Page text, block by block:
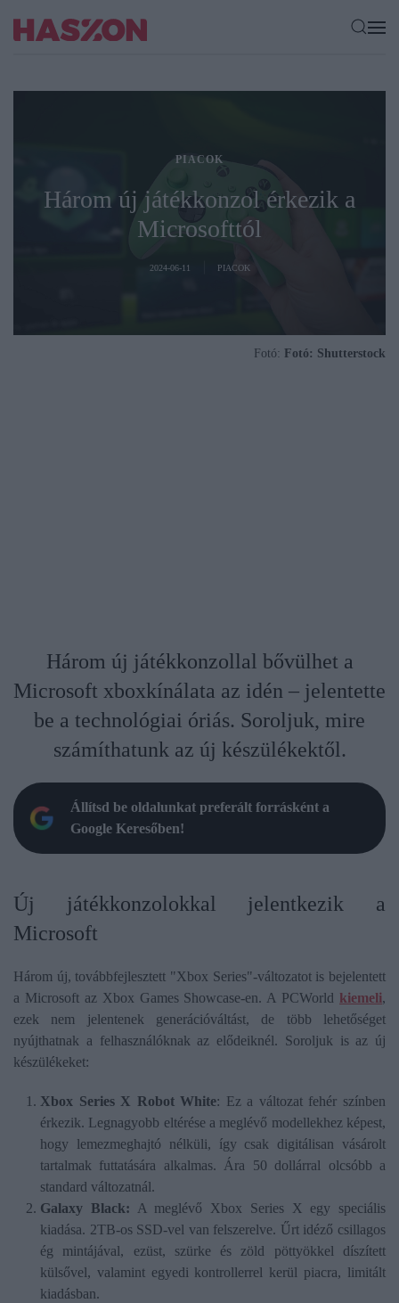
PIACOK
Három új játékkonzol érkezik a
Microsofttól
2024-06-11 PIACOK
Fotó: Fotó: Shutterstock
Három új játékkonzollal bővülhet a
Microsoft xboxkínálata az idén – jelentette
be a technológiai óriás. Soroljuk, mire
számíthatunk az új készülékektől.
Állítsd be oldalunkat preferált forrásként a
Google Keresőben!
Új játékkonzolokkal jelentkezik a
Microsoft
Három új, továbbfejlesztett "Xbox Series"-változatot is bejelentett
a Microsoft az Xbox Games Showcase-en. A PCWorld kiemeli,
ezek nem jelentenek generációváltást, de több lehetőséget
nyújthatnak a felhasználóknak az elődeiknél. Soroljuk is az új
készülékeket:
Xbox Series X Robot White: Ez a változat fehér színben
érkezik. Legnagyobb eltérése a meglévő modellekhez képest,
hogy lemezmeghajtó nélküli, így csak digitálisan vásárolt
tartalmak futtatására alkalmas. Ára 50 dollárral olcsóbb a
standard változatnál.
Galaxy Black: A meglévő Xbox Series X egy speciális
kiadása. 2TB-os SSD-vel van felszerelve. Űrt idéző csillagos
ég mintájával, ezüst, szürke és zöld pöttyökkel díszített
külsővel, valamint egyedi kontrollerrel kerül piacra, limitált
kiadásban.